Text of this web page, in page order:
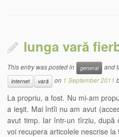
lunga vară
This entry was posted in general and
internet
vară on 1 September 2011
La propriu, a fost. Nu mi-am
a ieşit. Mai întîi nu am avut
avut timp. Iar într-un tîrziu,
voi recupera articolele nescrise